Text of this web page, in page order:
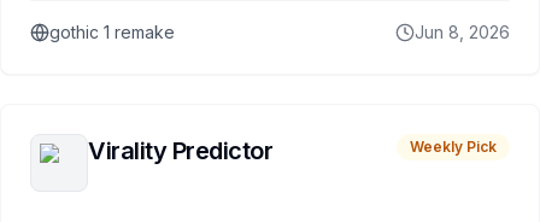
gothic 1 remake Jun 8, 2026
Virality Predictor Weekly Pick